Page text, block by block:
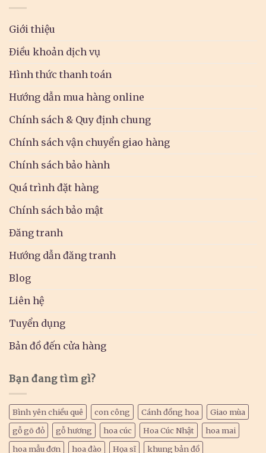
Giới thiệu
Điều khoản dịch vụ
Hình thức thanh toán
Hướng dẫn mua hàng online
Chính sách & Quy định chung
Chính sách vận chuyển giao hàng
Chính sách bảo hành
Quá trình đặt hàng
Chính sách bảo mật
Đăng tranh
Hướng dẫn đăng tranh
Blog
Liên hệ
Tuyển dụng
Bản đồ đến cửa hàng
Bạn đang tìm gì?
Bình yên chiều quê con công Cánh đồng hoa
Giao mùa
gỗ gõ đỏ
gỗ hương hoa cúc Hoa Cúc Nhật
hoa mai
hoa mẫu đơn
hoa đào Họa sĩ
khung bản đồ